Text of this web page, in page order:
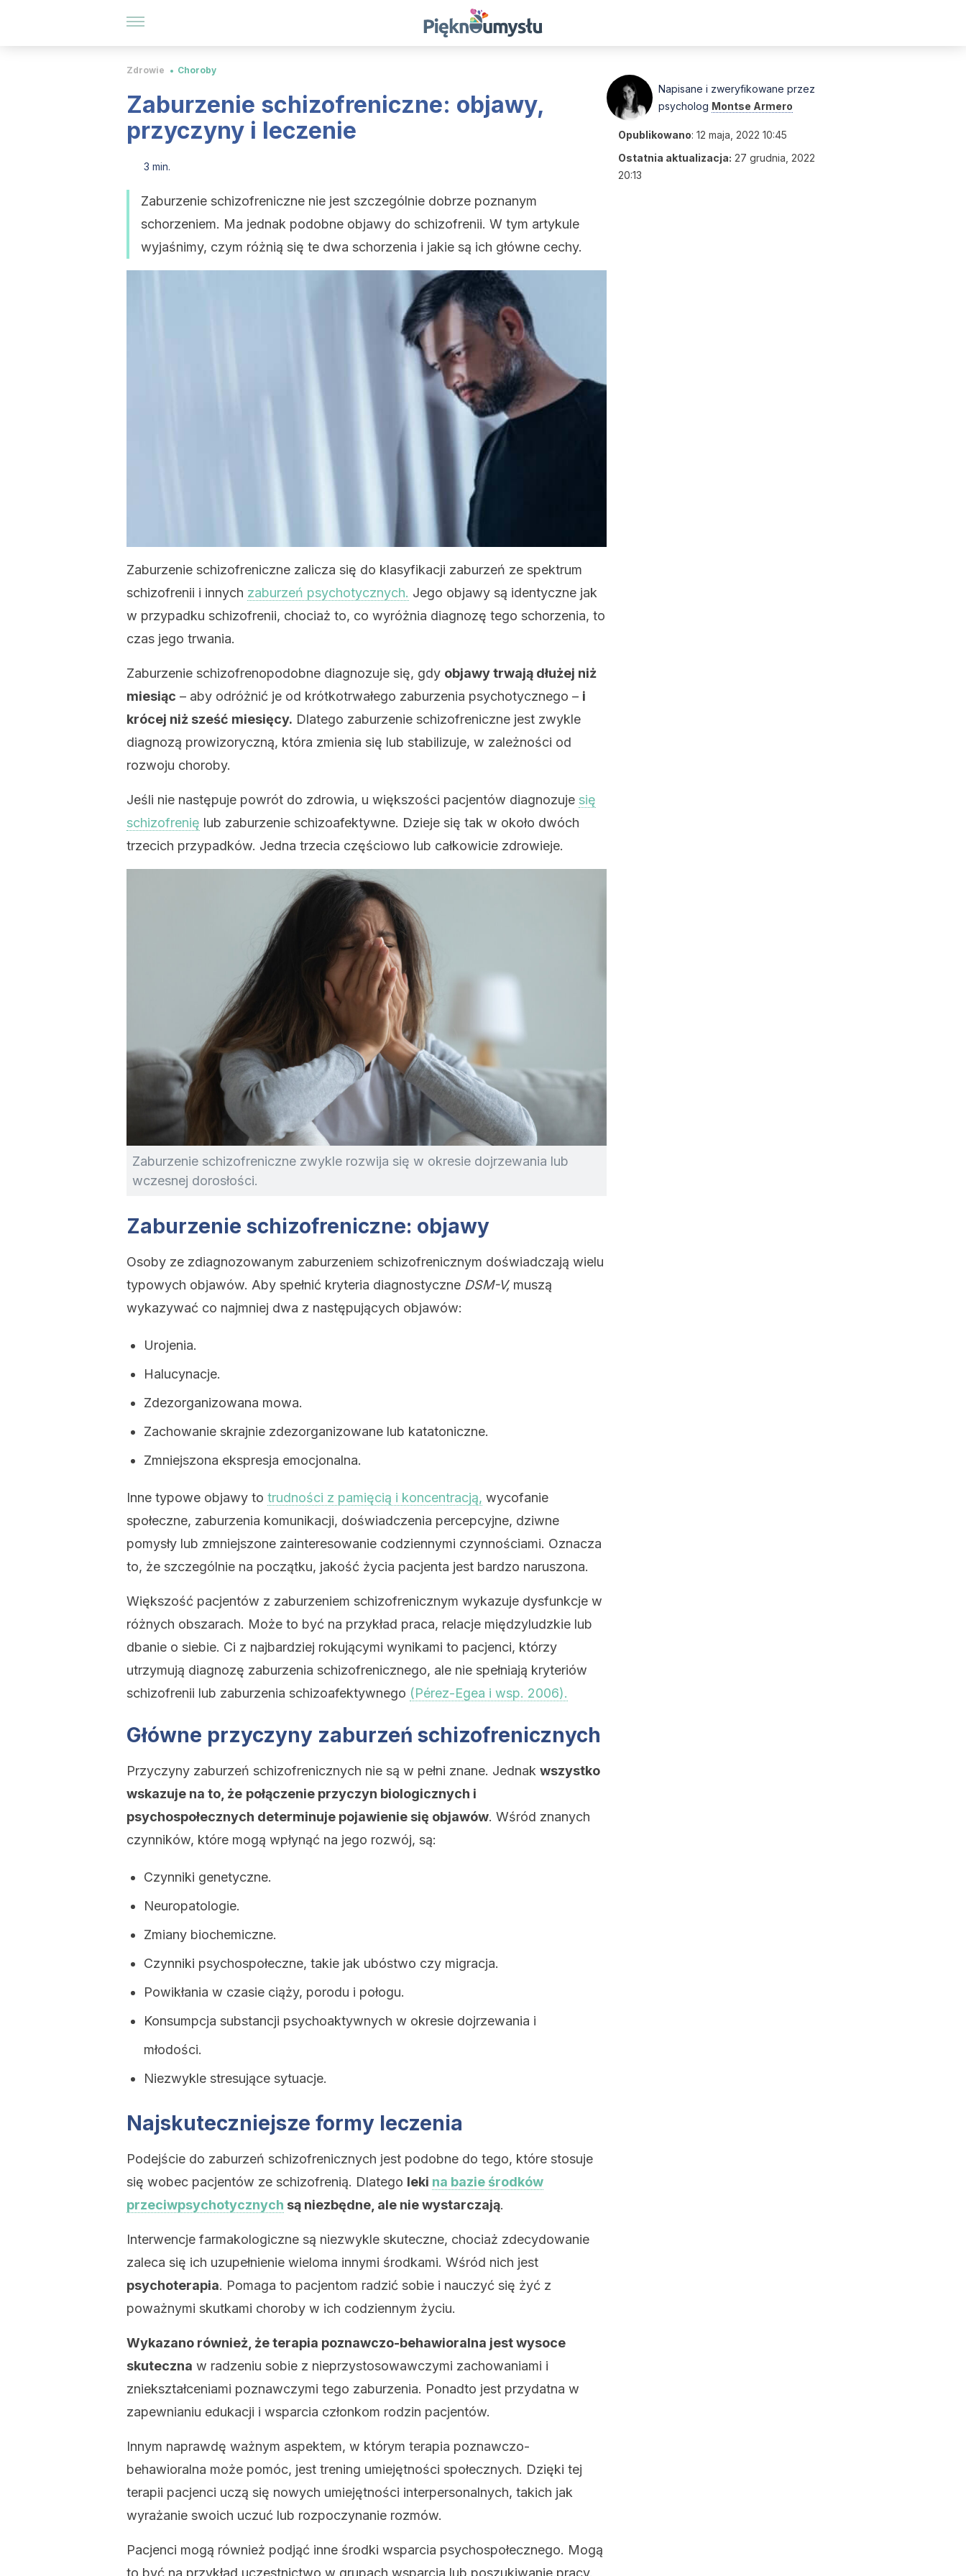
Zdrowie Choroby
Zaburzenie schizofreniczne: objawy,
przyczyny i leczenie
3 min.
Zaburzenie schizofreniczne nie jest szczególnie dobrze poznanym
schorzeniem. Ma jednak podobne objawy do schizofrenii. W tym artykule
wyjaśnimy, czym różnią się te dwa schorzenia i jakie są ich główne cechy.
Zaburzenie schizofreniczne zalicza się do klasyfikacji zaburzeń ze spektrum
schizofrenii i innych zaburzeń psychotycznych. Jego objawy są identyczne jak
w przypadku schizofrenii, chociaż to, co wyróżnia diagnozę tego schorzenia, to
czas jego trwania.
Zaburzenie schizofrenopodobne diagnozuje się, gdy objawy trwają dłużej niż
miesiąc – aby odróżnić je od krótkotrwałego zaburzenia psychotycznego – i
krócej niż sześć miesięcy. Dlatego zaburzenie schizofreniczne jest zwykle
diagnozą prowizoryczną, która zmienia się lub stabilizuje, w zależności od
rozwoju choroby.
Jeśli nie następuje powrót do zdrowia, u większości pacjentów diagnozuje się
schizofrenię lub zaburzenie schizoafektywne. Dzieje się tak w około dwóch
trzecich przypadków. Jedna trzecia częściowo lub całkowicie zdrowieje.
Zaburzenie schizofreniczne zwykle rozwija się w okresie dojrzewania lub
wczesnej dorosłości.
Zaburzenie schizofreniczne: objawy
Osoby ze zdiagnozowanym zaburzeniem schizofrenicznym doświadczają wielu
typowych objawów. Aby spełnić kryteria diagnostyczne DSM-V, muszą
wykazywać co najmniej dwa z następujących objawów:
Urojenia.
Halucynacje.
Zdezorganizowana mowa.
Zachowanie skrajnie zdezorganizowane lub katatoniczne.
Zmniejszona ekspresja emocjonalna.
Inne typowe objawy to trudności z pamięcią i koncentracją, wycofanie
społeczne, zaburzenia komunikacji, doświadczenia percepcyjne, dziwne
pomysły lub zmniejszone zainteresowanie codziennymi czynnościami. Oznacza
to, że szczególnie na początku, jakość życia pacjenta jest bardzo naruszona.
Większość pacjentów z zaburzeniem schizofrenicznym wykazuje dysfunkcje w
różnych obszarach. Może to być na przykład praca, relacje międzyludzkie lub
dbanie o siebie. Ci z najbardziej rokującymi wynikami to pacjenci, którzy
utrzymują diagnozę zaburzenia schizofrenicznego, ale nie spełniają kryteriów
schizofrenii lub zaburzenia schizoafektywnego (Pérez-Egea i wsp. 2006).
Główne przyczyny zaburzeń schizofrenicznych
Przyczyny zaburzeń schizofrenicznych nie są w pełni znane. Jednak wszystko
wskazuje na to, że połączenie przyczyn biologicznych i
psychospołecznych determinuje pojawienie się objawów. Wśród znanych
czynników, które mogą wpłynąć na jego rozwój, są:
Czynniki genetyczne.
Neuropatologie.
Zmiany biochemiczne.
Czynniki psychospołeczne, takie jak ubóstwo czy migracja.
Powikłania w czasie ciąży, porodu i połogu.
Konsumpcja substancji psychoaktywnych w okresie dojrzewania i
młodości.
Niezwykle stresujące sytuacje.
Najskuteczniejsze formy leczenia
Podejście do zaburzeń schizofrenicznych jest podobne do tego, które stosuje
się wobec pacjentów ze schizofrenią. Dlatego leki na bazie środków
przeciwpsychotycznych są niezbędne, ale nie wystarczają.
Interwencje farmakologiczne są niezwykle skuteczne, chociaż zdecydowanie
zaleca się ich uzupełnienie wieloma innymi środkami. Wśród nich jest
psychoterapia. Pomaga to pacjentom radzić sobie i nauczyć się żyć z
poważnymi skutkami choroby w ich codziennym życiu.
Wykazano również, że terapia poznawczo-behawioralna jest wysoce
skuteczna w radzeniu sobie z nieprzystosowawczymi zachowaniami i
zniekształceniami poznawczymi tego zaburzenia. Ponadto jest przydatna w
zapewnianiu edukacji i wsparcia członkom rodzin pacjentów.
Innym naprawdę ważnym aspektem, w którym terapia poznawczo-
behawioralna może pomóc, jest trening umiejętności społecznych. Dzięki tej
terapii pacjenci uczą się nowych umiejętności interpersonalnych, takich jak
wyrażanie swoich uczuć lub rozpoczynanie rozmów.
Pacjenci mogą również podjąć inne środki wsparcia psychospołecznego. Mogą
to być na przykład uczestnictwo w grupach wsparcia lub poszukiwanie pracy.
Napisane i zweryfikowane przez
psycholog Montse Armero
Opublikowano: 12 maja, 2022 10:45
Ostatnia aktualizacja: 27 grudnia, 2022
20:13